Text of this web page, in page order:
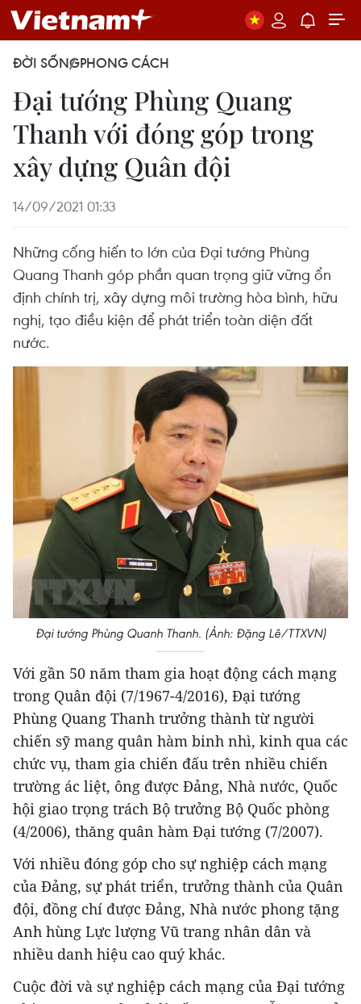
ĐỜI SỐNGPHONG CÁCH
Đại tướng Phùng Quang
Thanh với đóng góp trong
xây dựng Quân đội
14/09/2021 01:33
Những cống hiến to lớn của Đại tướng Phùng
Quang Thanh góp phần quan trọng giữ vững ổn
định chính trị, xây dựng môi trường hòa bình, hữu
nghị, tạo điều kiện để phát triển toàn diện đất
nước.
Đại tướng Phùng Quanh Thanh. (Ảnh: Đặng Lê/TTXVN)
Với gần 50 năm tham gia hoạt động cách mạng
trong Quân đội (7/1967-4/2016), Đại tướng
Phùng Quang Thanh trưởng thành từ người
chiến sỹ mang quân hàm binh nhì, kinh qua các
chức vụ, tham gia chiến đấu trên nhiều chiến
trường ác liệt, ông được Đảng, Nhà nước, Quốc
hội giao trọng trách Bộ trưởng Bộ Quốc phòng
(4/2006), thăng quân hàm Đại tướng (7/2007).
Với nhiều đóng góp cho sự nghiệp cách mạng
của Đảng, sự phát triển, trưởng thành của Quân
đội, đồng chí được Đảng, Nhà nước phong tặng
Anh hùng Lực lượng Vũ trang nhân dân và
nhiều danh hiệu cao quý khác.
Cuộc đời và sự nghiệp cách mạng của Đại tướng